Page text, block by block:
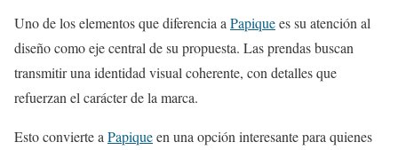
Uno de los elementos que diferencia a Papiquees su atención al
diseño como eje central de su propuesta. Las prendas buscan
transmitir una identidad visual coherente, con detalles que
refuerzan el carácter de la marca.
Esto convierte a Papiqueen una opción interesante para quienes